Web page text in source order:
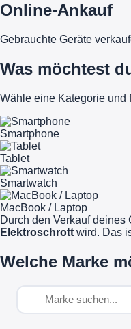
Online-Ankauf
Gebrauchte Geräte
Was möchtest
Wähle eine Kategorie und
Smartphone
Tablet
Smartwatch
MacBook / Laptop
Durch den Verkauf deines
Elektroschrott wird. Das
Welche Marke